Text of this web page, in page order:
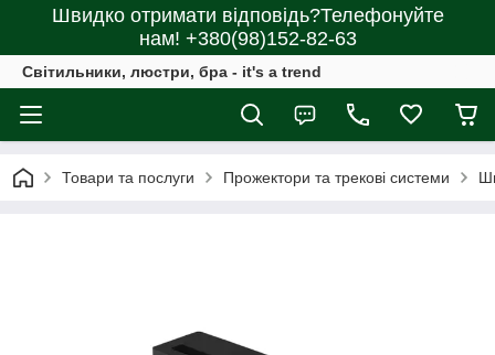
Швидко отримати відповідь?Телефонуйте
нам! +380(98)152-82-63
Світильники, люстри, бра - it's a trend
Товари та послуги Прожектори та трекові системи